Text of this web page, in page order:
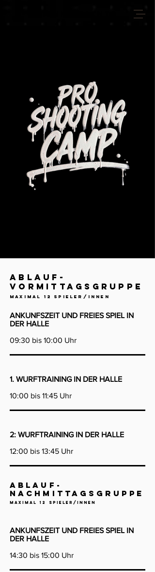
ablauf-
VORMITTAGSGRUPPE
MAXIMAL 12 sPIELER/INNEN
ANKUNFSZEIT UND FREIES SPIEL IN
DER HALLE
09:30 bis 10:00 Uhr
1. WURFTRAINING IN DER HALLE
10:00 bis 11:45 Uhr
2: WURFTRAINING IN DER HALLE
12:00 bis 13:45 Uhr
ablauf-
NACHMITTAGSGRUPPE
MAXIMAL 12 sPIELER/INNEN
ANKUNFSZEIT UND FREIES SPIEL IN
DER HALLE
14:30 bis 15:00 Uhr